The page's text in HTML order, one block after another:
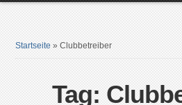
Startseite »Clubbetreiber
Tag: